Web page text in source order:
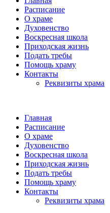
Расписание
О храме
Духовенство
Воскресная школа
Приходская жизнь
Подать требы
Помощь храму
Контакты
Реквизиты храма
Главная
Расписание
О храме
Духовенство
Воскресная школа
Приходская жизнь
Подать требы
Помощь храму
Контакты
Реквизиты храма